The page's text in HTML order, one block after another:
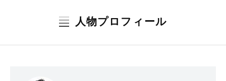
人物プロフィール